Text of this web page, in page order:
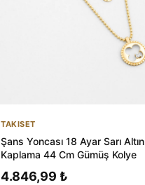
TAKISET
Şans Yoncası 18 Ayar Sarı Altın
Kaplama 44 Cm Gümüş Kolye
4.846,99 ₺